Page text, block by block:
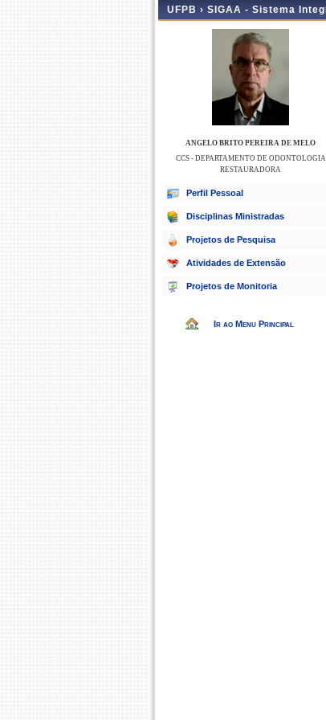
UFPB › SIGAA - Sistema
ANGELO BRITO PEREIRA DE MELO
CCS - DEPARTAMENTO DE ODONTOLOGIA
RESTAURADORA
Perfil Pessoal
Disciplinas Ministradas
Projetos de Pesquisa
Atividades de Extensão
Projetos de Monitoria
Ir ao Menu Principal